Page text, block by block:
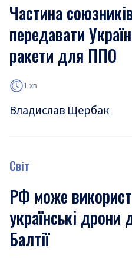
Частина
передавати
ракети для ППО
1 хв
Владислав Щербак
Світ
РФ може
українські дрони
Балтії